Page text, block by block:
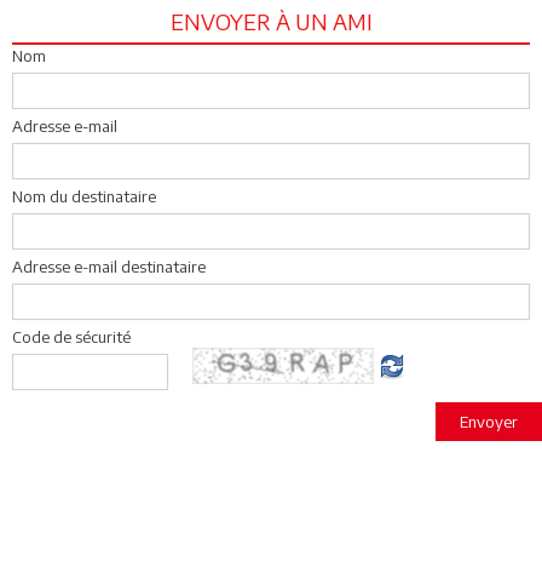
ENVOYER À UN AMI
Nom
Adresse e-mail
Nom du destinataire
Adresse e-mail destinataire
Code de sécurité
Envoyer